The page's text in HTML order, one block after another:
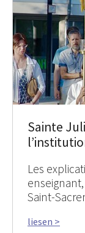
Sainte
Les
Saint-
liesen >